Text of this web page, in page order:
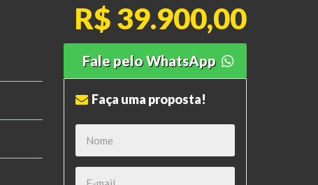
R$ 39.900,00
Fale pelo WhatsApp
Faça uma proposta!